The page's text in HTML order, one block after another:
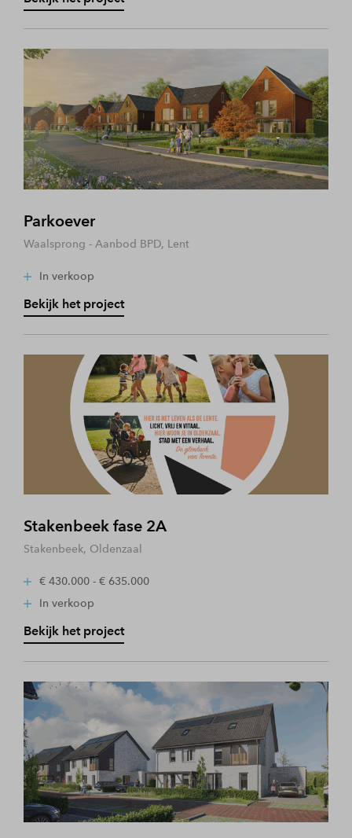
Parkoever
Waalsprong - Aanbod BPD, Lent
In verkoop
Bekijk het project
Stakenbeek fase 2A
Stakenbeek, Oldenzaal
€ 430.000 - € 635.000
In verkoop
Bekijk het project